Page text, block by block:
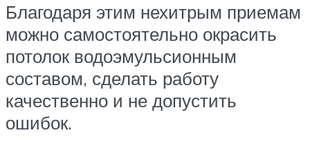
Благодаря этим нехитрым приемам
можно самостоятельно окрасить
потолок водоэмульсионным
составом, сделать работу
качественно и не допустить
ошибок.